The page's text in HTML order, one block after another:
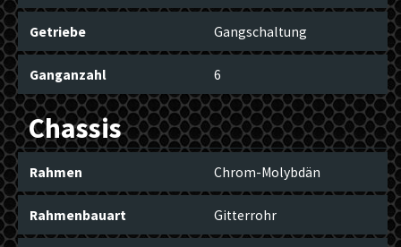
Getriebe Gangschaltung
Ganganzahl 6
Chassis
Rahmen Chrom-Molybdän
Rahmenbauart Gitterrohr